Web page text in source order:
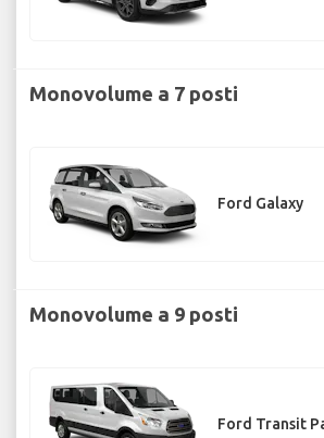
Monovolume a 7 posti
Ford Galaxy
Monovolume a 9 posti
Ford Transit